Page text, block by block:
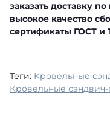
заказать доставку
высокое качество
сертификаты ГОСТ и
Теги: Кровельные
Кровельные